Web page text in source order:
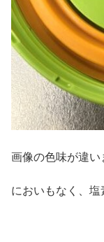
画像の色味が違い
においもなく、塩